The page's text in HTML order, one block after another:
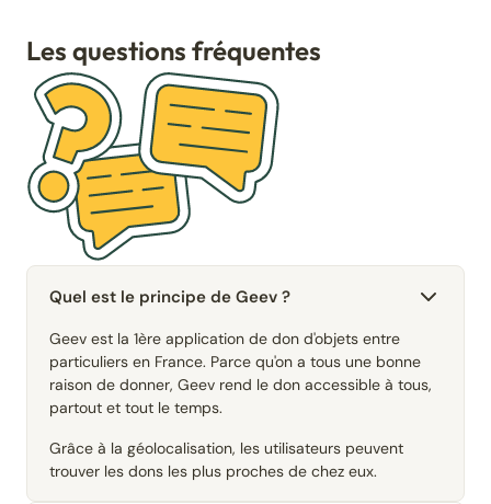
Les questions fréquentes
Quel est le principe de Geev ?
Geev est la 1ère application de don d'objets entre
particuliers en France. Parce qu'on a tous une bonne
raison de donner, Geev rend le don accessible à tous,
partout et tout le temps.
Grâce à la géolocalisation, les utilisateurs peuvent
trouver les dons les plus proches de chez eux.